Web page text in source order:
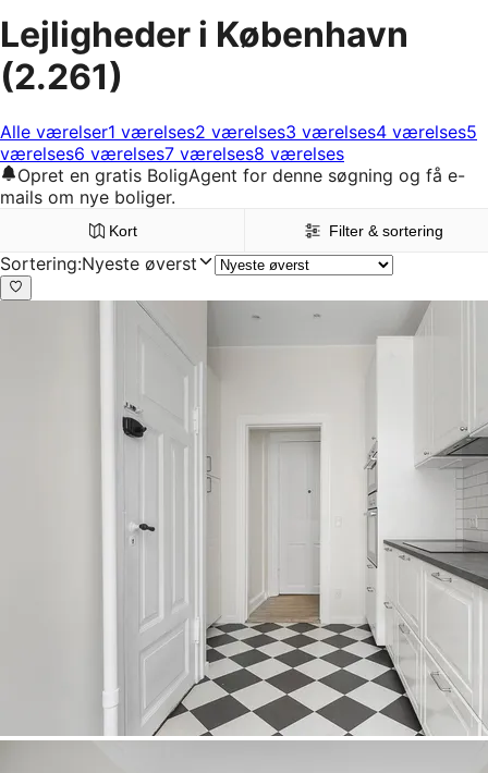
Lejligheder i København
(2.261)
Alle værelser1 værelses2 værelses3 værelses4 værelses5
værelses6 værelses7 værelses8 værelses
Opret en gratis BoligAgent for denne søgning og få e-
mails om nye boliger.
Kort Filter & sortering
Sortering:Nyeste øverst